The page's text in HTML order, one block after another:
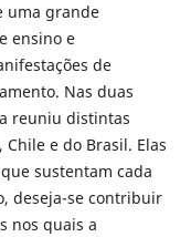
uma grande
ensino e
de
Nas duas
reuniu distintas
e do Brasil. Elas
sustentam cada
deseja-se contribuir
nos quais a